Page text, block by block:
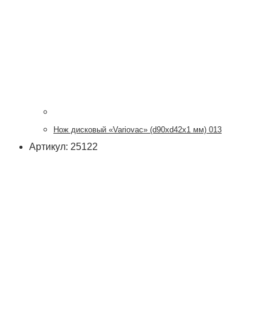
Нож дисковый «Variovac» (d90хd42x1 мм) 013
Артикул: 25122